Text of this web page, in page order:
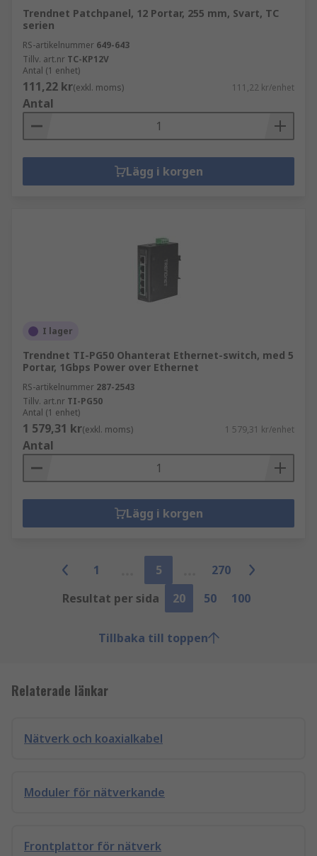
Trendnet Patchpanel, 12 Portar, 255 mm, Svart, TC
serien
RS-artikelnummer 649-643
Tillv. art.nr TC-KP12V
Antal (1 enhet)
111,22 kr(exkl. moms) 111,22 kr/enhet
Antal
Lägg i korgen
I lager
Trendnet TI-PG50 Ohanterat Ethernet-switch, med 5
Portar, 1Gbps Power over Ethernet
RS-artikelnummer 287-2543
Tillv. art.nr TI-PG50
Antal (1 enhet)
1 579,31 kr(exkl. moms) 1 579,31 kr/enhet
Antal
Lägg i korgen
1 5
270
Resultat per sida
20 50 100
Tillbaka till toppen
Relaterade länkar
Nätverk och koaxialkabel
Moduler för nätverkande
Frontplattor för nätverk